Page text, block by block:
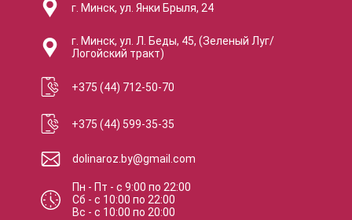
г. Минск, ул. Янки Брыля, 24
г. Минск, ул. Л. Беды, 45, (Зеленый Луг/
Логойский тракт)
+375 (44) 712-50-70
+375 (44) 599-35-35
dolinaroz.by@gmail.com
Пн - Пт -с 9:00по 22:00
Сб -с 10:00по 22:00
Вс -с 10:00по 20:00